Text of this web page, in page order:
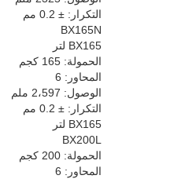
التكرار: ± 0.2 مم
BX165N
BX165 لتر
الحمولة: 165 كجم
المحاور: 6
الوصول: 2،597 ملم
التكرار: ± 0.2 مم
BX165 لتر
BX200L
الحمولة: 200 كجم
المحاور: 6